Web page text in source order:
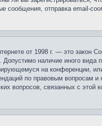
отправка email-
от 1998 г. — это закон
наличие иного
на конференции,
по правовым вопросам
вопросов, связанных с этой